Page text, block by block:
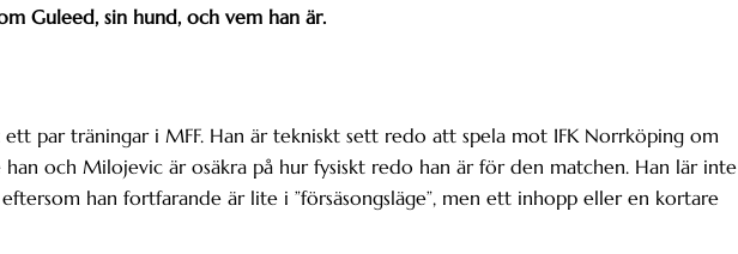
Guleed, sin hund, och vem han är.
par träningar i MFF. Han är tekniskt sett redo att spela mot IFK Norrköping om
och Milojevic är osäkra på hur fysiskt redo han är för den matchen. Han lär inte
han fortfarande är lite i ”försäsongsläge”, men ett inhopp eller en kortare